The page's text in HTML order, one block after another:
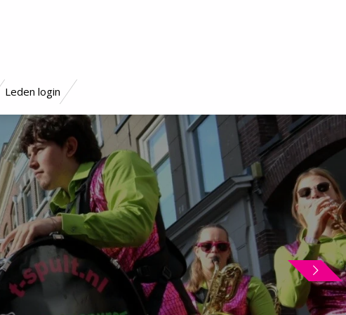
Leden login